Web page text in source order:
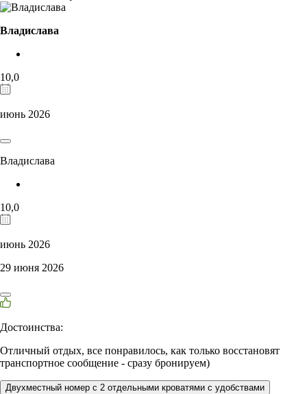
Владислава
10,0
июнь 2026
Владислава
10,0
июнь 2026
29 июня 2026
Достоинства:
Отличный отдых, все понравилось, как только восстановят
транспортное сообщение - сразу бронируем)
Двухместный номер с 2 отдельными кроватями с удобствами